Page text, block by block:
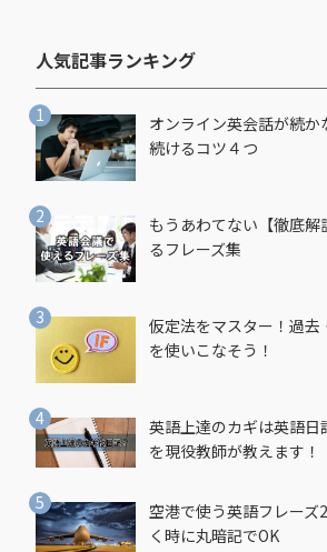
人気記事ランキング​
オンライン英会話が続か
続けるコツ４つ
もうあわてない【徹底
るフレーズ集
仮定法をマスター！過去
を使いこなそう！
英語上達のカギは英語
を現役教師が教えます！
空港で使う英語フレー
く時に丸暗記でOK